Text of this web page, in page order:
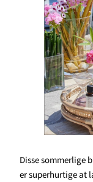
Disse sommerlige
er superhurtige at